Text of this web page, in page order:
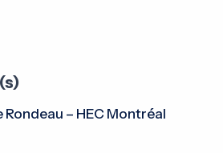
Rondeau – HEC Montréal